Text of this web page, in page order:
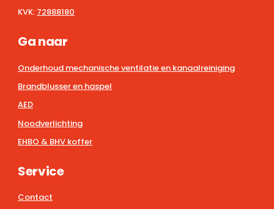
KVK: 72888180
Ga naar
Onderhoud mechanische ventilatie en kanaalreiniging
Brandblusser en haspel
AED
Noodverlichting
EHBO & BHV koffer
Service
Contact